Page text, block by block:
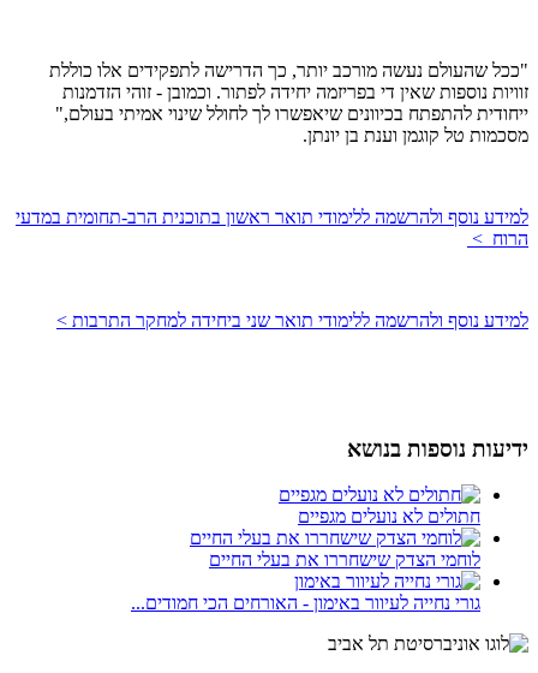
"ככל שהעולם נעשה מורכב יותר, כך הדרישה לתפקידים אלו כוללת
זוויות נוספות שאין די בפריזמה יחידה לפתור. וכמובן - זוהי הזדמנות
ייחודית להתפתח בכיוונים שיאפשרו לך לחולל שינוי אמיתי בעולם,"
מסכמות טל קוגמן וענת בן יונתן.
למידע נוסף ולהרשמה ללימודי תואר ראשון בתוכנית הרב-תחומית במדעי
הרוח >
למידע נוסף ולהרשמה ללימודי תואר שני ביחידה למחקר התרבות >
ידיעות נוספות בנושא
חתולים לא נועלים מגפיים
לוחמי הצדק שישחררו את בעלי החיים
גורי נחייה לעיוור באימון - האורחים הכי חמודים...